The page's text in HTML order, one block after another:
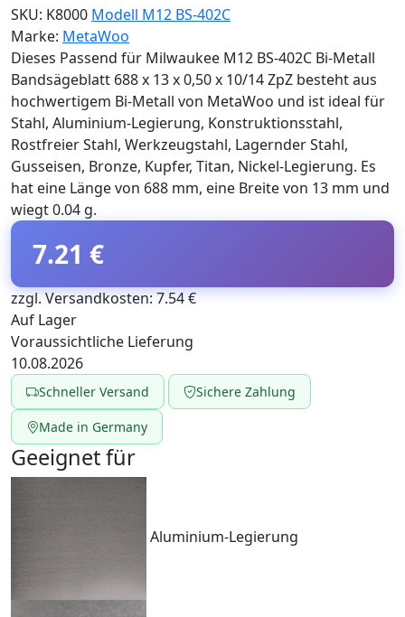
SKU: K8000 Modell M12 BS-402C
Marke: MetaWoo
Dieses Passend für Milwaukee M12 BS-402C Bi-Metall
Bandsägeblatt 688 x 13 x 0,50 x 10/14 ZpZ besteht aus
hochwertigem Bi-Metall von MetaWoo und ist ideal für
Stahl, Aluminium-Legierung, Konstruktionsstahl,
Rostfreier Stahl, Werkzeugstahl, Lagernder Stahl,
Gusseisen, Bronze, Kupfer, Titan, Nickel-Legierung. Es
hat eine Länge von 688 mm, eine Breite von 13 mm und
wiegt 0.04 g.
7.21 €
zzgl. Versandkosten: 7.54 €
Auf Lager
Voraussichtliche Lieferung
10.08.2026
Schneller Versand Sichere Zahlung
Made in Germany
Geeignet für
Aluminium-Legierung